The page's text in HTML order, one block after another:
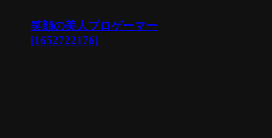
笑顔の美人プロゲーマー
[1652722176]